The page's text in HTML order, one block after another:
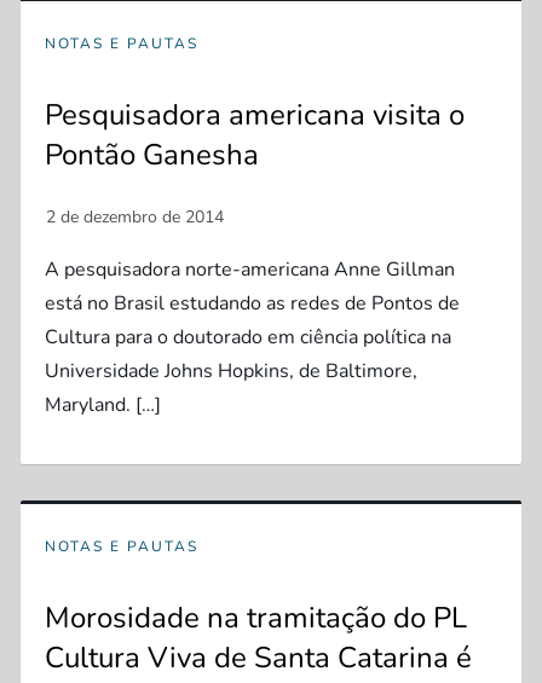
NOTAS E PAUTAS
Pesquisadora americana visita o
Pontão Ganesha
A pesquisadora norte-americana Anne Gillman
está no Brasil estudando as redes de Pontos de
Cultura para o doutorado em ciência política na
Universidade Johns Hopkins, de Baltimore,
Maryland. […]
NOTAS E PAUTAS
Morosidade na tramitação do PL
Cultura Viva de Santa Catarina é